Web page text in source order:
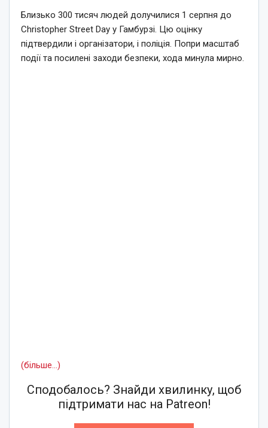
Близько 300 тисяч людей долучилися 1 серпня до
Christopher Street Day у Гамбурзі. Цю оцінку
підтвердили і організатори, і поліція. Попри масштаб
події та посилені заходи безпеки, хода минула мирно.
(більше…)
Сподобалось? Знайди хвилинку, щоб
підтримати нас на Patreon!